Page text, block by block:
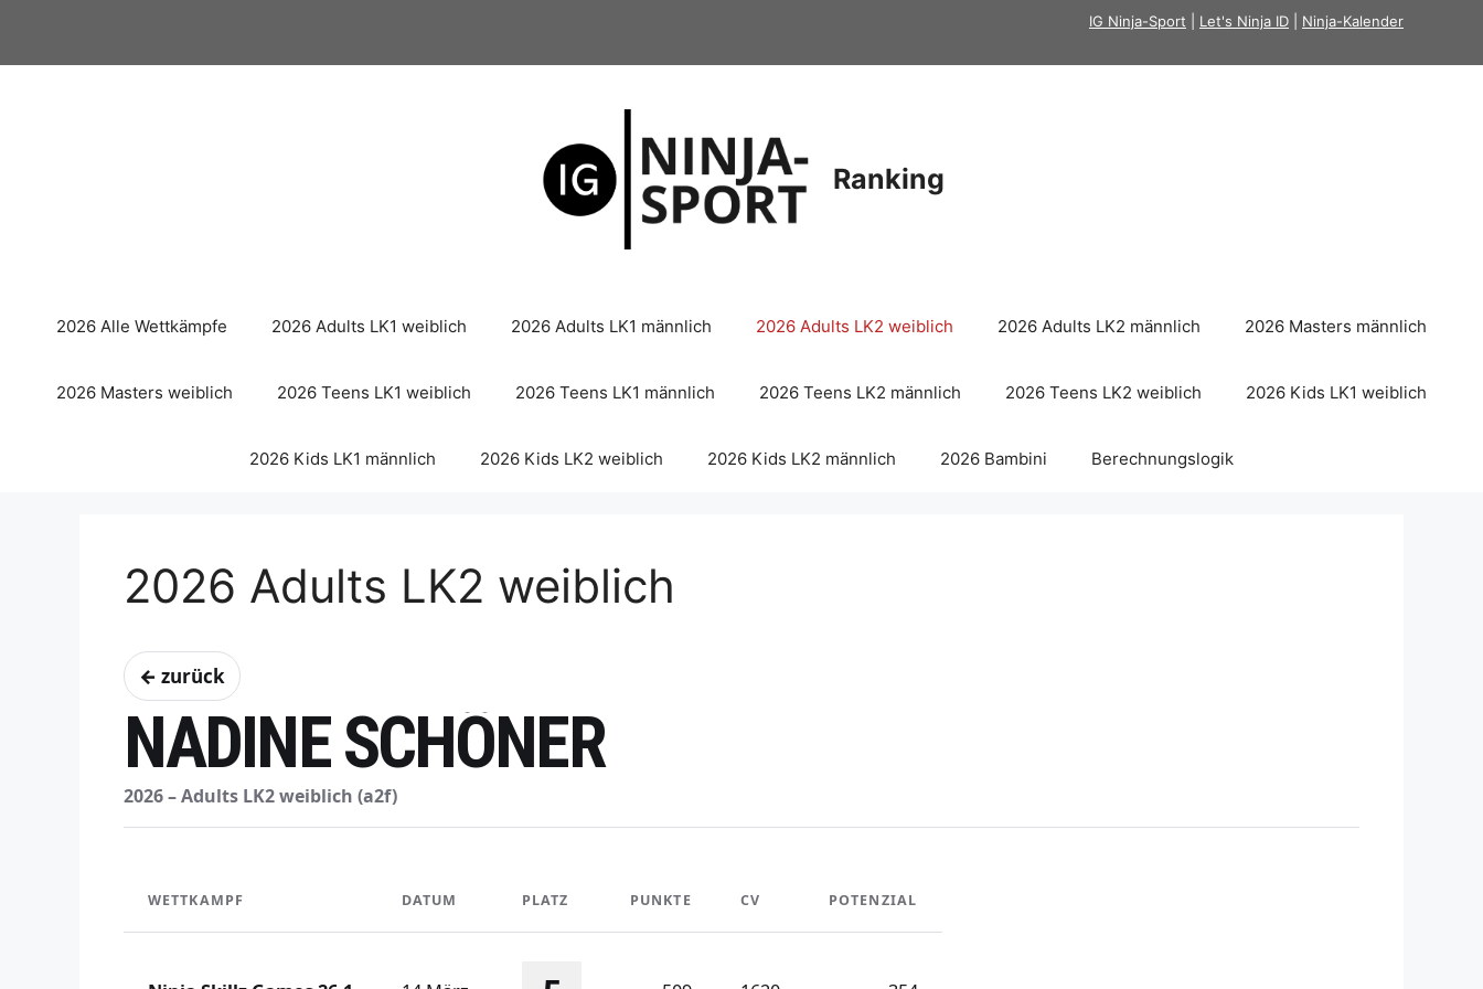
springen
IG Ninja-Sport Let's Ninja ID Ninja-Kalender
Ranking
2026 Alle Wettkämpfe 2026 Adults LK1 weiblich 2026 Adults LK1 männlich 2026 Adults LK2 weiblich 2026 Adults LK2 männlich 2026 Masters männlich
2026 Masters weiblich 2026 Teens LK1 weiblich 2026 Teens LK1 männlich 2026 Teens LK2 männlich 2026 Teens LK2 weiblich 2026 Kids LK1 weiblich
2026 Kids LK1 männlich 2026 Kids LK2 weiblich 2026 Kids LK2 männlich 2026 Bambini Berechnungslogik
2026 Adults LK2 weiblich
← zurück
NADINE SCHÖNER
2026 – Adults LK2 weiblich (a2f)
WETTKAMPF DATUM PLATZ PUNKTE CV POTENZIAL